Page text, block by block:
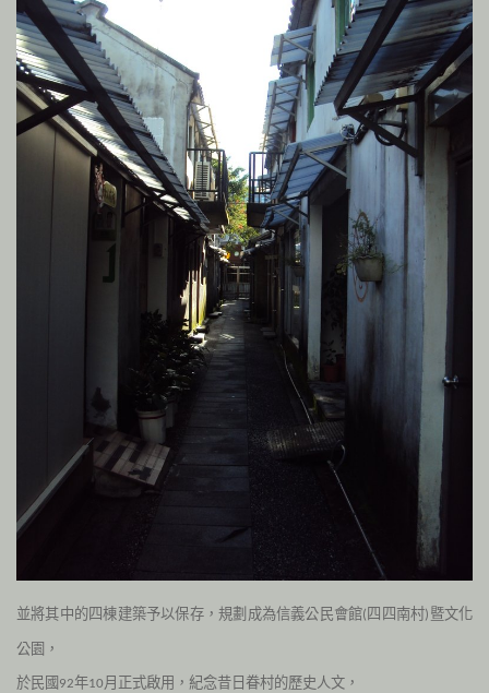
並將其中的四棟建築予以保存，規劃成為信義公民會館(四四南村) 暨文化
公園，
於民國92年10月正式啟用，紀念昔日眷村的歷史人文，